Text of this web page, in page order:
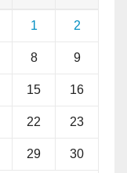
1 2
8 9
15 16
22 23
29 30